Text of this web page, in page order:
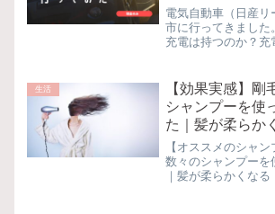
動車 急速充電ス
証レポート
電気自動車（日産
市に行ってきました
充電は持つのか？充
生活
【効果実感】剛
シャンプーを使
た｜髪が柔らか
んでもサラサラ
ー！梅雨時期に
【オススメのシャ
数々のシャンプーを
｜髪が柔らかくなる